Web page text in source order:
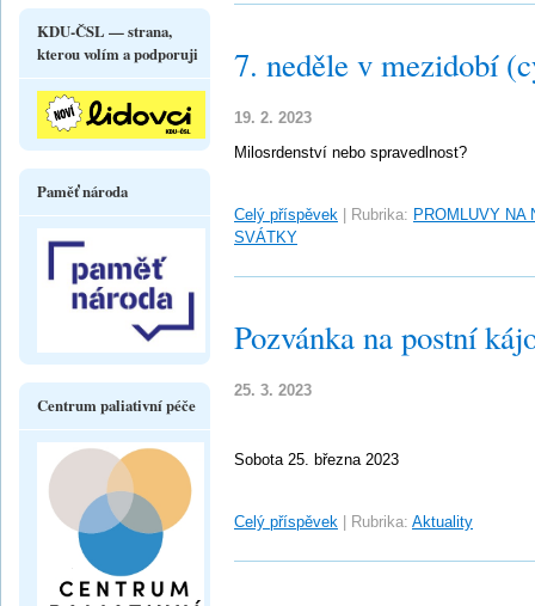
7. neděle v mezidobí
19. 2. 2023
Milosrdenství nebo spravedlnost?
Celý příspěvek Rubrika: PROMLUVY NA
SVÁTKY
Pozvánka na postní
25. 3. 2023
Sobota 25. března 2023
Celý příspěvek Rubrika: Aktuality
KDU-ČSL — strana,
kterou volím a podporuji
Paměť národa
Centrum paliativní péče